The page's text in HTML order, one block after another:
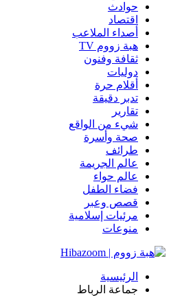
حوادث
اقتصاد
أصداء الملاعب
هبة زووم TV
ثقافة وفنون
دوليات
أقلام حرة
تدبر دقيقة
تقارير
شيء من الواقع
صحة وأسرة
طرائف
عالم الجريمة
عالم حواء
فضاء الطفل
قصص وعبر
مرئيات إسلامية
منوعات
الرئيسية
جماعة الرباط